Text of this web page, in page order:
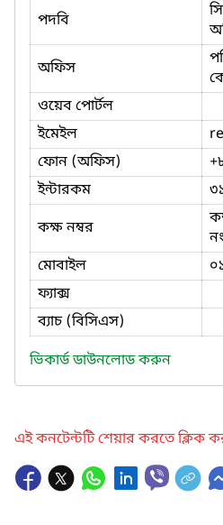
পদবি
অফিস
ওয়েব পোর্টল
ইমেইল
ফোন (অফিস)
ইন্টারকম
কক্ষ নম্বর
মোবাইল
ফ্যাক্স
ব্যাচ (বিসিএস)
ভিকার্ড ডাউনলোড করুন
এই কনটেন্টটি শেয়ার করতে ক্লিক